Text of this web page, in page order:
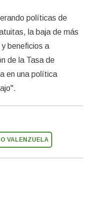
políticas de
la baja de más
beneficios a
de la Tasa de
en una política
VALENZUELA